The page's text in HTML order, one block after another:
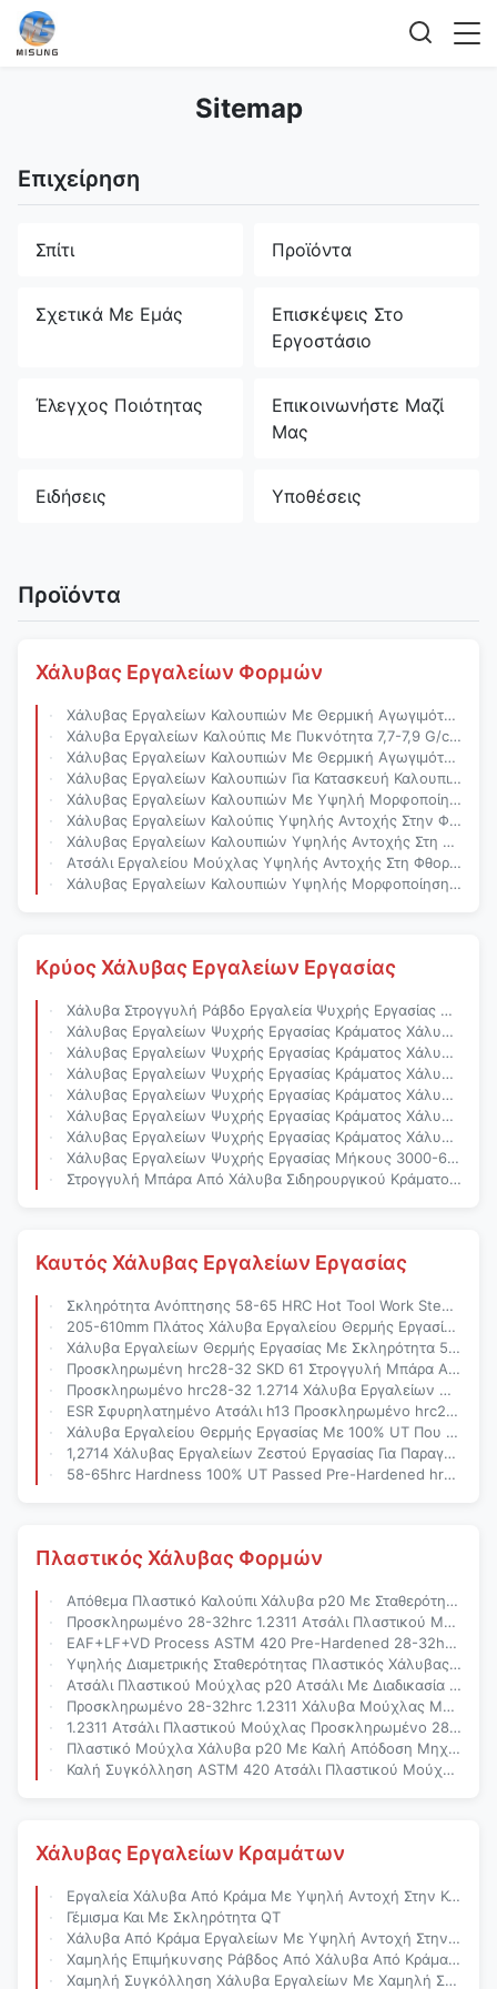
Sitemap
Επιχείρηση
Σπίτι Προϊόντα
Σχετικά Με Εμάς
Επισκέψεις Στο
Εργοστάσιο
Έλεγχος Ποιότητας
Επικοινωνήστε Μαζί
Μας
Ειδήσεις Υποθέσεις
Προϊόντα
Χάλυβας Εργαλείων Φορμών
Χάλυβας Εργαλείων Καλουπιών Με Θερμική Αγωγιμότητα 15-30 W/M·K Με Δυνατότητα Στίλβωσης Σε Φινίρισμα Καθρέφτη Και Υψηλή Μορφοποίηση Για Κατασκευή Καλουπιών Ακριβείας
Χάλυβα Εργαλείων Καλούπις Με Πυκνότητα 7,7-7,9 G/cm3 Και Θερμική Αγωγιμότητα 15-30 W/M·K Για Εκτύπωση Ακριβείας
Χάλυβας Εργαλείων Καλουπιών Με Θερμική Αγωγιμότητα 15-30 W/M·K Φινίρισμα Υψηλής Επιφάνειας Που Μπορεί Να Στιλβωθεί Σε Φινίρισμα Καθρέφτη Και Σκληρύνεται Με Θερμική Επεξεργασία
Χάλυβας Εργαλείων Καλουπιών Για Κατασκευή Καλουπιών Με Φινίρισμα Υψηλής Επιφάνειας, Αντοχή Σε Εφελκυσμό 800-1200 MPa Και Σκλήρυνση Με Θερμική Επεξεργασία
Χάλυβας Εργαλείων Καλουπιών Με Υψηλή Μορφοποίηση Και Θερμική Αγωγιμότητα 15-30 W/M·K Με Δυνατότητα Στίλβωσης Σε Φινίρισμα Καθρέφτη Για Παραγωγή Καλουπιών Ακριβείας
Χάλυβας Εργαλείων Καλούπις Υψηλής Αντοχής Στην Φθορά Με Υψηλή Διαμόρφωση Και Μέτρια Μηχανική Ικανότητα Για Πλαστικά Καλούπια
Χάλυβας Εργαλείων Καλουπιών Υψηλής Αντοχής Στη Φθορά Με Μεγάλο Εύρος Πλατών (10 Mm Έως 2200 Mm) Και Πολλαπλά Σχήματα Για Κατασκευή Καλουπιών Ακριβείας
Ατσάλι Εργαλείου Μούχλας Υψηλής Αντοχής Στη Φθορά Με Ευρύ Εύρος Θερμοκρασίας Εφαρμογής Και Γυαλιστέο Σε Υψηλή Τελική Για Το Χύτευμα
Χάλυβας Εργαλείων Καλουπιών Υψηλής Μορφοποίησης Με Υψηλή Αντοχή Στη Φθορά Για Πλαστικά Καλούπια (-40°C Έως 600°C)
Κρύος Χάλυβας Εργαλείων Εργασίας
Χάλυβα Στρογγυλή Ράβδο Εργαλεία Ψυχρής Εργασίας Με R Διάμετρο 8-800, 3000-6000mm Μήκος Και 7,85 G/cm3 Πυκνότητα
Χάλυβας Εργαλείων Ψυχρής Εργασίας Κράματος Χάλυβα Στρογγυλή Ράβδος Με Διάμετρο R 8-800, Μήκος 3000-6000mm Και Πυκνότητα 7,85 G/cm3
Χάλυβας Εργαλείων Ψυχρής Εργασίας Κράματος Χάλυβα Στρογγυλή Ράβδος Με Διάμετρο R 8-800, Μήκος 3000-6000mm Και Πυκνότητα 7,85 G/cm3
Χάλυβας Εργαλείων Ψυχρής Εργασίας Κράματος Χάλυβα Στρογγυλή Ράβδος Με Διάμετρο R 8-800, Μήκος 3000-6000mm Και Πυκνότητα 7,85 G/cm3
Χάλυβας Εργαλείων Ψυχρής Εργασίας Κράματος Χάλυβα Στρογγυλή Ράβδος Με Διάμετρο R 8-800, Μήκος 3000-6000mm Και Πυκνότητα 7,85 G/cm3
Χάλυβας Εργαλείων Ψυχρής Εργασίας Κράματος Χάλυβα Στρογγυλή Ράβδος Με Διάμετρο R 8-800, Μήκος 3000-6000mm Και Πυκνότητα 7,85 G/cm3
Χάλυβας Εργαλείων Ψυχρής Εργασίας Κράματος Χάλυβα Στρογγυλή Ράβδος Με Διάμετρο R 8-800, Μήκος 3000-6000mm Και Πυκνότητα 7,85 G/cm3
Χάλυβας Εργαλείων Ψυχρής Εργασίας Μήκους 3000-6000 Mm Με Διαδικασία Παραγωγής EAF LF VD ESR Σε Κατάσταση Μαύρης Φρεζαρίσματος
Στρογγυλή Μπάρα Από Χάλυβα Σιδηρουργικού Κράματος Με Διάμετρο 20-500 Mm Παρασκευασμένη Μέσω Διαδικασίας EAF+LF+VD+ESR
Καυτός Χάλυβας Εργαλείων Εργασίας
Σκληρότητα Ανόπτησης 58-65 HRC Hot Tool Work Steel Με Επιμήκυνση 10-15% Και Προ-Σκληρυμένο hrc28-32 Για Ανθεκτικά Εργαλεία Καλουπιών
205-610mm Πλάτος Χάλυβα Εργαλείου Θερμής Εργασίας Με Σκληρότητα 58-65hrc Και 100% UT Που Έχει Περάσει Για Απαιτητική Κατασκευή Καλούπιων
Χάλυβα Εργαλείων Θερμής Εργασίας Με Σκληρότητα 58-65hrc Και Πάχος 20-250 Mm Για Την Παραγωγή Μούχλας Αλουμινίου
Προσκληρωμένη hrc28-32 SKD 61 Στρογγυλή Μπάρα Από Χάλυβα Για Την Παραγωγή Μούχλας Αλουμινίου Με Πάχος 20-250 Mm
Προσκληρωμένο hrc28-32 1.2714 Χάλυβα Εργαλείων Θερμής Επεξεργασίας Με 100% UT Που Έχει Εγκριθεί Για Την Παραγωγή Μούχλας Αλουμινίου
ESR Σφυρηλατημένο Ατσάλι h13 Προσκληρωμένο hrc28-32 Για Την Παραγωγή Μούχλας Αλουμινίου Με Επιλογές ESR Ή EAF
Χάλυβα Εργαλείου Θερμής Εργασίας Με 100% UT Που Έχει Περάσει Προσκληρωμένο hrc28-32 Και EAF LF VD ESR Οδός Τήξης Για Εφαρμογές Πλυντηρίου
1,2714 Χάλυβας Εργαλείων Ζεστού Εργασίας Για Παραγωγή Καλουπιών Αλουμινίου Με Σκληρότητα Ανόπτησης 58-65hrc Και 100% UT D/D Pass
58-65hrc Hardness 100% UT Passed Pre-Hardened hrc28-32 Hot Work Tool Steel For Aluminum Mold Production
Πλαστικός Χάλυβας Φορμών
Απόθεμα Πλαστικό Καλούπι Χάλυβα p20 Με Σταθερότητα Υψηλών Διαστάσεων Καλή Συγκολλησιμότητα Και Προ-Σκληρυμένο 28-32hrc Για Κατασκευή Καλουπιών Ακριβείας
Προσκληρωμένο 28-32hrc 1.2311 Ατσάλι Πλαστικού Μούχλας Με Καλή Συγκόλληση Και Υψηλή Σταθερότητα Διαστάσεων Για Μούχα Ένεσης
EAF+LF+VD Process ASTM 420 Pre-Hardened 28-32hrc Plastic Mold Steel For Injection Mould Tooling
Υψηλής Διαμετρικής Σταθερότητας Πλαστικός Χάλυβας Μούχλας Με Καλή Απόδοση Μηχανικής Παραγωγής Που Παράγεται Με Τη Διαδικασία EAF+LF+VD+ESR Για Εφαρμογές Στη Βάση Του Μούχλας
Ατσάλι Πλαστικού Μούχλας p20 Ατσάλι Με Διαδικασία EAF+LF+VD+ESR Προσκληρωμένο 28-32 HRC Για Καλή Απόδοση Επεξεργασίας
Προσκληρωμένο 28-32hrc 1.2311 Χάλυβα Μούχλας Με Υψηλή Σταθερότητα Διαστάσεων Και Εξαιρετική Συγκόλληση Για Πλαστικά Καλούπια
1.2311 Ατσάλι Πλαστικού Μούχλας Προσκληρωμένο 28-32hrc Με Διαδικασία EAF+LF+VD Για Υψηλή Σταθερότητα Διαστάσεων Στην Κατασκευή Μούχλας Ακριβείας
Πλαστικό Μούχλα Χάλυβα p20 Με Καλή Απόδοση Μηχανικής Ανώτερη Σκληρότητα Και Αντοχή Στη Διάβρωση
Καλή Συγκόλληση ASTM 420 Ατσάλι Πλαστικού Μούχλας Με Προσκληρωμένη Τεχνολογία 28-32hrc Και Τεχνολογία Θερμής Έλασης EAF+LF+VD
Χάλυβας Εργαλείων Κραμάτων
Εργαλεία Χάλυβα Από Κράμα Με Υψηλή Αντοχή Στην Κόπωση Για Ανώτερη Διάρκεια Ζωής Εργαλείου
Γέμισμα Και Με Σκληρότητα QT
Χάλυβα Από Κράμα Εργαλείων Με Υψηλή Αντοχή Στην Κόπωση Και Την Αναψύξη Και Με Σκληρότητα QT Για Χαμηλή Επιμήκυνση Στα Βιομηχανικά Εργαλεία
Χαμηλής Επιμήκυνσης Ράβδος Από Χάλυβα Από Κράμα Εργαλείων Με Υψηλή Αντοχή Σε Αντίκτυπο Και Αντοχή Στην Φθορά Για Εφαρμογές Βαριάς Χρήσης
Χαμηλή Συγκόλληση Χάλυβα Εργαλείων Με Χαμηλή Συγκόλληση Με Υψηλή Αντοχή Στην Φθορά Και Υψηλή Αντοχή Στην Κόπωση Για Εργαλεία Ακριβείας